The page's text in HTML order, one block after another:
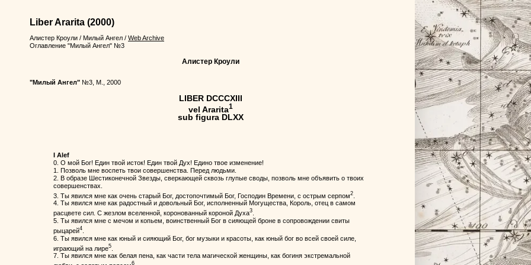
Liber Ararita (2000)
Алистер Кроули / Милый Ангел / Web Archive
Оглавление "Милый Ангел" №3
Алистер Кроули
"Милый Ангел" №3, М., 2000
LIBER DCCCXIII
vel Ararita1
sub figura DLXX
I Alef
0. О мой Бог! Един твой исток! Един твой Дух! Едино твое изменение!
1. Позволь мне воспеть твои совершенства. Перед людьми.
2. В образе Шестиконечной Звезды, сверкающей сквозь глупые своды, позволь мне объявить о твоих
совершенствах.
3. Ты явился мне как очень старый Бог, достопочтимый Бог, Господин Времени, с острым серпом2
4. Ты явился мне как радостный и довольный Бог, исполненный Могущества, Король, отец в самом
расцвете сил. С жезлом вселенной, коронованный короной Духа3
5. Ты явился мне с мечом и копьем, воинственный Бог в сияющей броне в сопровождении свиты
рыцарей4
6. Ты явился мне как юный и сияющий Бог, бог музыки и красоты, как юный бог во всей своей силе,
играющий на лире5
7. Ты явился мне как белая пена, как части тела магической женщины, как богиня экстремальной
6